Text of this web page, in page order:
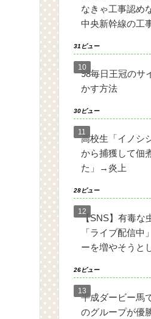
なきゃ工事認め
中央新幹線の工
31ビュー
98毎日王冠のサ
かす方法
30ビュー
高校生「イノシ
から捕獲して佃
た」→炎上
28ビュー
【SNS】有毒な
「ライブ配信中
ーを増やそうと
26ビュー
平成ダービー馬
のグループが優